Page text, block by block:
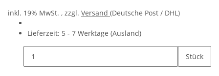
inkl. 19% MwSt. , zzgl. Versand (Deutsche Post / DHL)
Lieferzeit: 5 - 7 Werktage (Ausland)
Stück